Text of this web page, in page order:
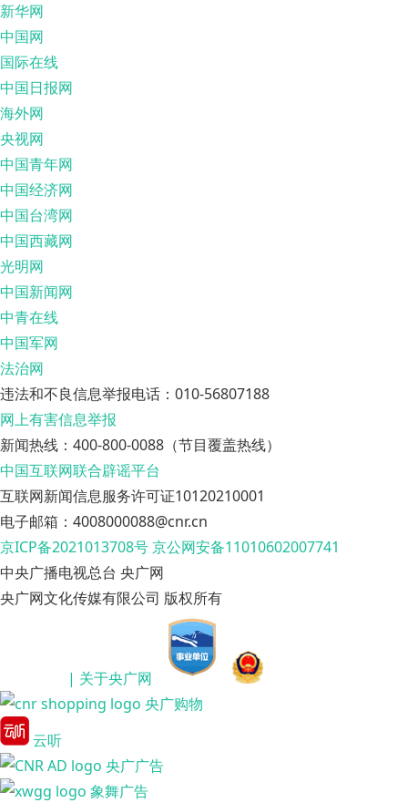
新华网
中国网
国际在线
中国日报网
海外网
央视网
中国青年网
中国经济网
中国台湾网
中国西藏网
光明网
中国新闻网
中青在线
中国军网
法治网
违法和不良信息举报电话：010-56807188
网上有害信息举报
新闻热线：400-800-0088（节目覆盖热线）
中国互联网联合辟谣平台
互联网新闻信息服务许可证10120210001
电子邮箱：4008000088@cnr.cn
京ICP备2021013708号京公网安备11010602007741
中央广播电视总台 央广网
央广网文化传媒有限公司 版权所有
| 关于央广网
央广购物
云听
央广广告
象舞广告